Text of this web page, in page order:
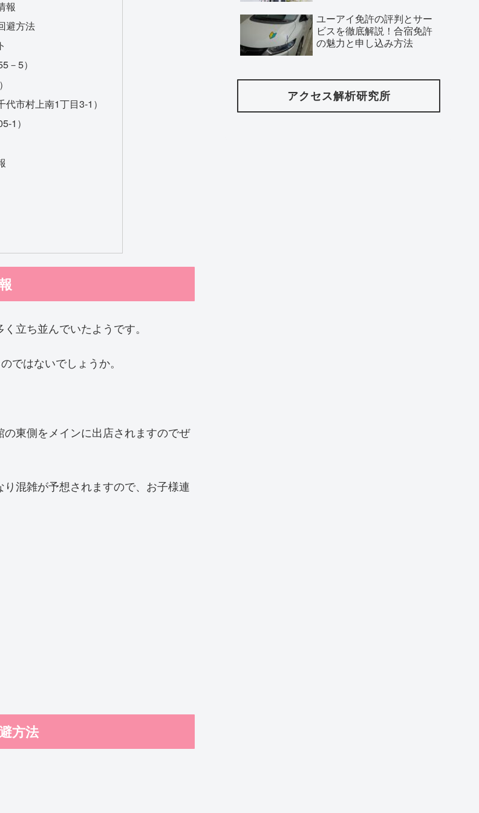
報
避方法
－5）
市村上南1丁目3-1）
1）
立ち並んでいたようです。
ではないでしょうか。
東側をメインに出店されますのでぜ
混雑が予想されますので、お子様連
方法
ユーアイ免許の評判とサー
ビスを徹底解説！合宿免許
の魅力と申し込み方法
アクセス解析研究所